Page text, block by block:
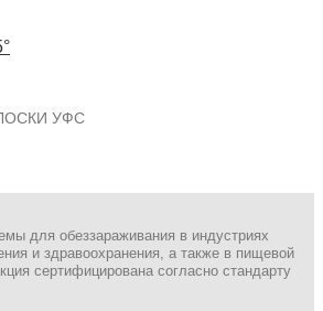
УФС
для обеззараживания в индустриях
и здравоохранения, а также в пищевой
сертифицирована согласно стандарту